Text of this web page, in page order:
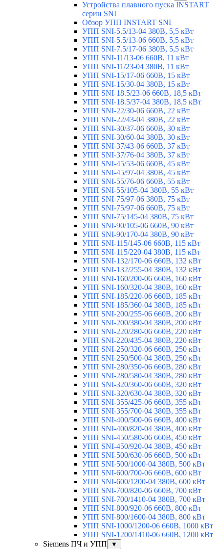
Устройства плавного пуска INSTART
серии SNI
Обзор УПП INSTART SNI
УПП SNI-5.5/13-04 380В, 5,5 кВт
УПП SNI-5.5/13-06 660В, 5,5 кВт
УПП SNI-7.5/17-06 380В, 5,5 кВт
УПП SNI-11/13-06 660В, 11 кВт
УПП SNI-11/23-04 380В, 11 кВт
УПП SNI-15/17-06 660В, 15 кВт
УПП SNI-15/30-04 380В, 15 кВт
УПП SNI-18.5/23-06 660В, 18,5 кВт
УПП SNI-18.5/37-04 380В, 18,5 кВт
УПП SNI-22/30-06 660В, 22 кВт
УПП SNI-22/43-04 380В, 22 кВт
УПП SNI-30/37-06 660В, 30 кВт
УПП SNI-30/60-04 380В, 30 кВт
УПП SNI-37/43-06 660В, 37 кВт
УПП SNI-37/76-04 380В, 37 кВт
УПП SNI-45/53-06 660В, 45 кВт
УПП SNI-45/97-04 380В, 45 кВт
УПП SNI-55/76-06 660В, 55 кВт
УПП SNI-55/105-04 380В, 55 кВт
УПП SNI-75/97-06 380В, 75 кВт
УПП SNI-75/97-06 660В, 75 кВт
УПП SNI-75/145-04 380В, 75 кВт
УПП SNI-90/105-06 660В, 90 кВт
УПП SNI-90/170-04 380В, 90 кВт
УПП SNI-115/145-06 660В, 115 кВт
УПП SNI-115/220-04 380В, 115 кВт
УПП SNI-132/170-06 660В, 132 кВт
УПП SNI-132/255-04 380В, 132 кВт
УПП SNI-160/200-06 660В, 160 кВт
УПП SNI-160/320-04 380В, 160 кВт
УПП SNI-185/220-06 660В, 185 кВт
УПП SNI-185/360-04 380В, 185 кВт
УПП SNI-200/255-06 660В, 200 кВт
УПП SNI-200/380-04 380В, 200 кВт
УПП SNI-220/280-06 660В, 220 кВт
УПП SNI-220/435-04 380В, 220 кВт
УПП SNI-250/320-06 660В, 250 кВт
УПП SNI-250/500-04 380В, 250 кВт
УПП SNI-280/350-06 660В, 280 кВт
УПП SNI-280/580-04 380В, 280 кВт
УПП SNI-320/360-06 660В, 320 кВт
УПП SNI-320/630-04 380В, 320 кВт
УПП SNI-355/425-06 660В, 355 кВт
УПП SNI-355/700-04 380В, 355 кВт
УПП SNI-400/500-06 660В, 400 кВт
УПП SNI-400/820-04 380В, 400 кВт
УПП SNI-450/580-06 660В, 450 кВт
УПП SNI-450/920-04 380В, 450 кВт
УПП SNI-500/630-06 660В, 500 кВт
УПП SNI-500/1000-04 380В, 500 кВт
УПП SNI-600/700-06 660В, 600 кВт
УПП SNI-600/1200-04 380В, 600 кВт
УПП SNI-700/820-06 660В, 700 кВт
УПП SNI-700/1410-04 380В, 700 кВт
УПП SNI-800/920-06 660В, 800 кВт
УПП SNI-800/1600-04 380В, 800 кВт
УПП SNI-1000/1200-06 660В, 1000 кВт
УПП SNI-1200/1410-06 660В, 1200 кВт
Siemens ПЧ и УПП
▼